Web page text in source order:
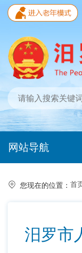
网站导航
您现在的位置： 首
汨罗市